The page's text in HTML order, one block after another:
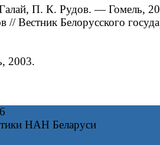
П. К. Рудов. — Гомель,
Вестник Белорусского
2003.
НАН Беларуси